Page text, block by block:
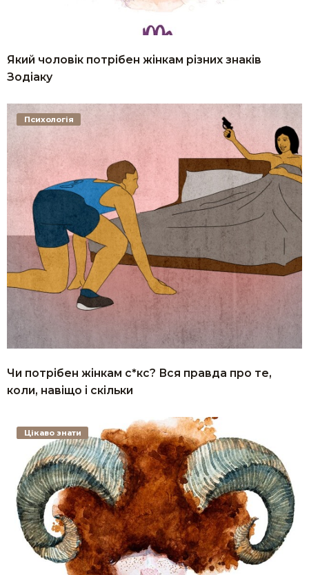
Який чоловік потрібен жінкам різних знаків
Зодіаку
Чи потрібен жінкам с*кс? Вся правда про те,
коли, навіщо і скільки
Психологія
Цікаво знати